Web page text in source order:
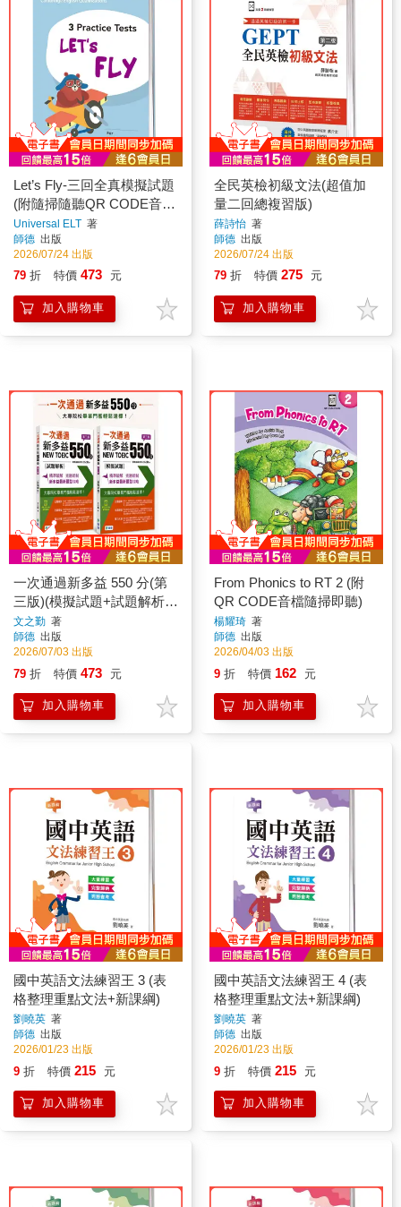
Let’s Fly-三回全真模擬試題
(附隨掃隨聽QR CODE音
檔) (A2 Flyers)
Universal ELT 著
師德 出版
2026/07/24 出版
79 折 特價 473 元
加入購物車
全民英檢初級文法(超值加
量二回總複習版)
薛詩怡 著
師德 出版
2026/07/24 出版
79 折 特價 275 元
加入購物車
一次通過新多益 550 分(第
三版)(模擬試題+試題解析
+精選單字+QR CODE音檔
+防水書套)
文之勤 著
師德 出版
2026/07/03 出版
79 折 特價 473 元
加入購物車
From Phonics to RT 2 (附
QR CODE音檔隨掃即聽)
楊耀琦 著
師德 出版
2026/04/03 出版
9 折 特價 162 元
加入購物車
國中英語文法練習王 3 (表
格整理重點文法+新課綱)
劉曉英 著
師德 出版
2026/01/23 出版
9 折 特價 215 元
加入購物車
國中英語文法練習王 4 (表
格整理重點文法+新課綱)
劉曉英 著
師德 出版
2026/01/23 出版
9 折 特價 215 元
加入購物車